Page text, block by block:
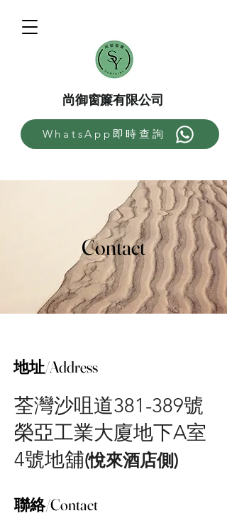
尚御窗簾有限公司
WhatsApp即時查詢
Contact
地址/Address
荃灣沙咀道381-389號
​榮亞工業大廈地下A室
4號地舖(悅來酒店側)
聯絡/Contact